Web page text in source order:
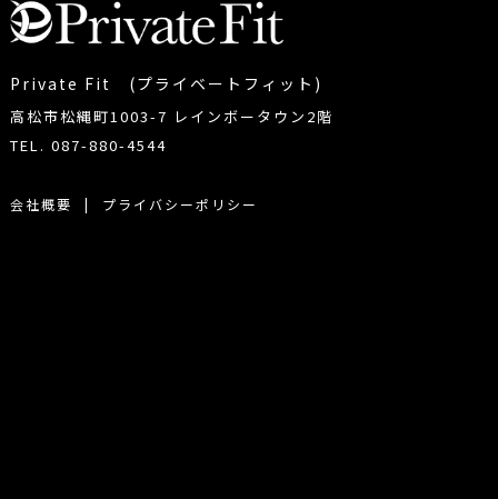
Private Fit (プライベートフィット)
高松市松縄町1003-7 レインボータウン2階
TEL. 087-880-4544
会社概要 | プライバシーポリシー